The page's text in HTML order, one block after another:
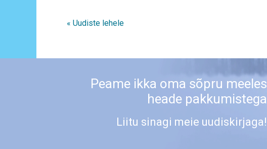
« Uudiste lehele
Peame ikka oma sõpru meeles
heade pakkumistega
Liitu sinagi meie uudiskirjaga!